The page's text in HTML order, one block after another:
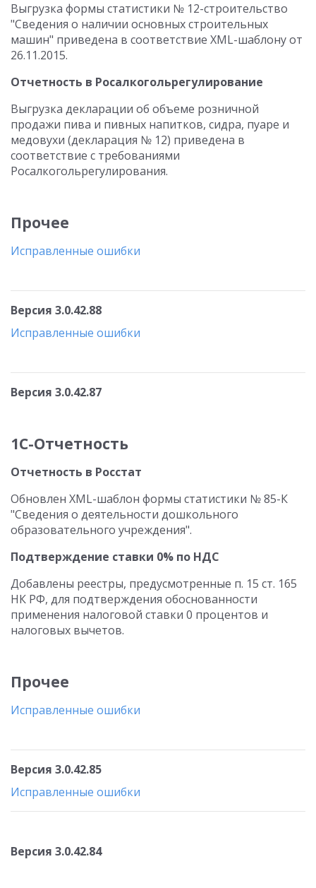
Выгрузка формы статистики № 12-строительство
"Сведения о наличии основных строительных
машин" приведена в соответствие XML-шаблону от
26.11.2015.
Отчетность в Росалкогольрегулирование
Выгрузка декларации об объеме розничной
продажи пива и пивных напитков, сидра, пуаре и
медовухи (декларация № 12) приведена в
соответствие с требованиями
Росалкогольрегулирования.
Прочее
Исправленные ошибки
Версия 3.0.42.88
Исправленные ошибки
Версия 3.0.42.87
1С-Отчетность
Отчетность в Росстат
Обновлен XML-шаблон формы статистики № 85-К
"Сведения о деятельности дошкольного
образовательного учреждения".
Подтверждение ставки 0% по НДС
Добавлены реестры, предусмотренные п. 15 ст. 165
НК РФ, для подтверждения обоснованности
применения налоговой ставки 0 процентов и
налоговых вычетов.
Прочее
Исправленные ошибки
Версия 3.0.42.85
Исправленные ошибки
Версия 3.0.42.84